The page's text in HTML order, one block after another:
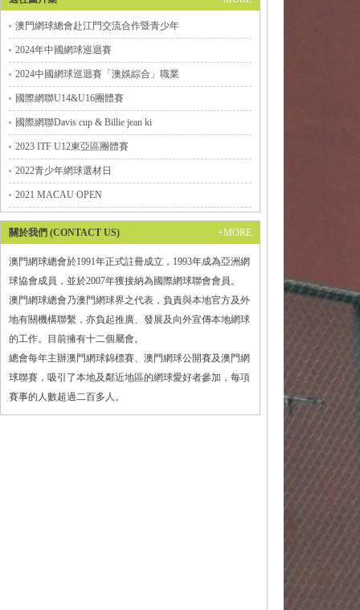
澳門網球總會赴江門交流合作暨青少年
2024年中國網球巡迴賽
2024中國網球巡迴賽「澳娛綜合」職業
國際網聯U14&U16團體賽
國際網聯Davis cup & Billie jean ki
2023 ITF U12東亞區團體賽
2022青少年網球選材日
2021 MACAU OPEN
關於我們 (CONTACT US) +MORE
澳門網球總會於1991年正式註冊成立，1993年成為亞洲網
球協會成員，並於2007年獲接納為國際網球聯會會員。
澳門網球總會乃澳門網球界之代表，負責與本地官方及外
地有關機構聯繫，亦負起推廣、發展及向外宣傳本地網球
的工作。目前擁有十二個屬會。
總會每年主辦澳門網球錦標賽、澳門網球公開賽及澳門網
球聯賽，吸引了本地及鄰近地區的網球愛好者參加，每項
賽事的人數超過二百多人。